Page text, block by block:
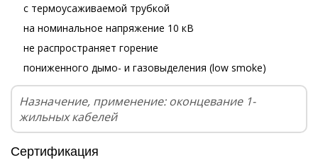
с термоусаживаемой трубкой
на номинальное напряжение 10 кВ
не распространяет горение
пониженного дымо- и газовыделения (low smoke)
Назначение, применение: оконцевание 1-
жильных кабелей
Сертификация